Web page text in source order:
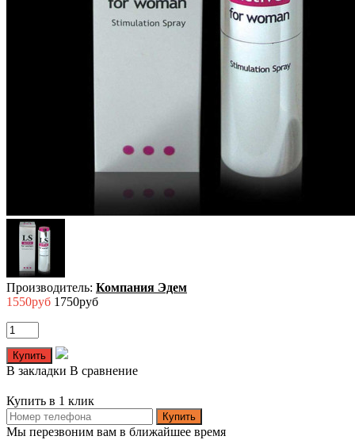
Производитель: Компания Эдем
1550руб 1750руб
В закладки В сравнение
Купить в 1 клик
Купить
Мы перезвоним вам в ближайшее время